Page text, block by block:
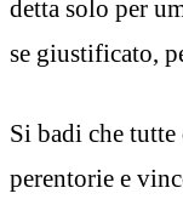
detta solo per
se giustificato,
Si badi che
perentorie e